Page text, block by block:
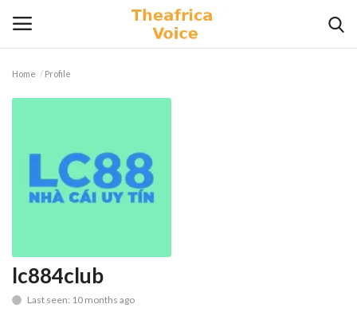
Contact
Lifestyle
Home Profile
lc884club
Last seen: 10 months ago